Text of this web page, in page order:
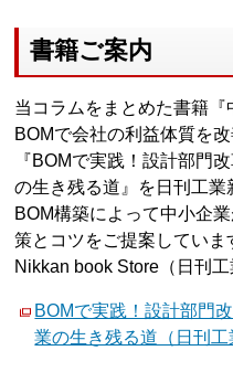
書籍ご案内
当コラムをまとめた書籍
BOMで会社の利益体質を
『BOMで実践！設計部門
の生き残る道』を日刊工業
BOM構築によって中小企
策とコツをご提案していま
Nikkan book Store（日刊工
BOMで実践！設計部門
業の生き残る道（日刊工